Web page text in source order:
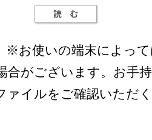
※お使いの端末によっ
合がございます。お手
ァイルをご確認いただ